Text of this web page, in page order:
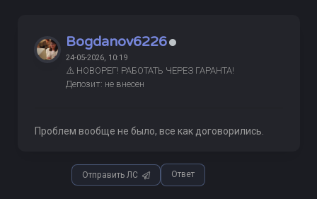
Bogdanov6226
24-05-2026, 10:19
⚠️ НОВОРЕГ! РАБОТАТЬ ЧЕРЕЗ ГАРАНТА!
Депозит: не внесен
Проблем вообще не было, все как договорились.
Отправить ЛС Ответ